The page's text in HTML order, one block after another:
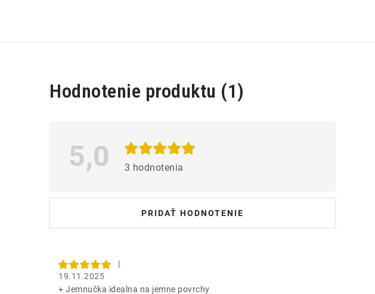
Hodnotenie produktu (1)
5,0 3 hodnotenia
PRIDAŤ HODNOTENIE
V
d
|
19.11.2025
+ Jemnučka idealna na jemne povrchy